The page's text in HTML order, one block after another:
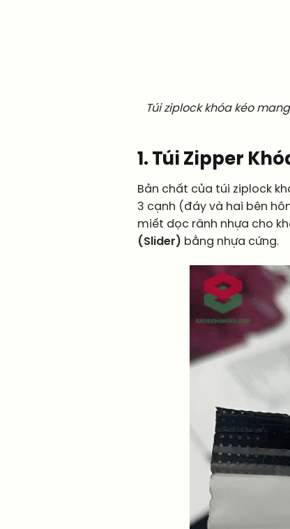
Túi ziplock khóa kéo
1. Túi Zipper
Bản chất của túi ziplock
3 cạnh (đáy và hai bên
miết dọc rãnh nhựa cho
(Slider) bằng nhựa cứng.